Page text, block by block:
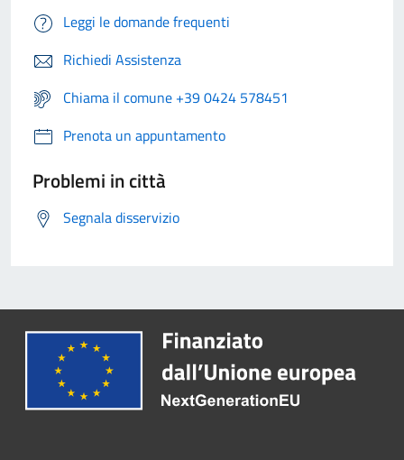
Leggi le domande frequenti
Richiedi Assistenza
Chiama il comune +39 0424 578451
Prenota un appuntamento
Problemi in città
Segnala disservizio